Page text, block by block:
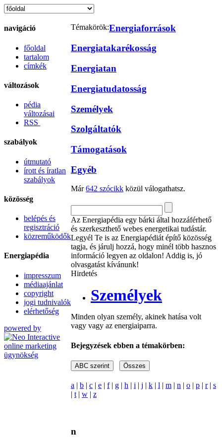
navigáció
főoldal
tartalom
címkék
változások
pédia
változásai
RSS
szabályok
útmutató
írott és íratlan
szabályok
közösség
belépés és
regisztráció
közreműködők
Energiapédia
impresszum
médiaajánlat
copyright
jogi tudnivalók
elérhetőség
powered by
Témakörök:Energiaforrások
Energiatakarékosság
Energiatan
Energiatudatosság
Személyek
Szolgáltatók
Támogatások
Egyéb
Már642 szócikk közül válogathatsz.
Az Energiapédia egy bárki által hozzáférhető
és szerkeszthető webes energetikai tudástár.
Legyél Te is az Energiapédiát építő közösség
tagja, és járulj hozzá, hogy minél több hasznos
információ legyen az oldalon! Addig is, jó
olvasgatást kívánunk!
Hirdetés
Személyek
Minden olyan személy, akinek hatása volt
vagy vagy az energiaiparra.
Bejegyzések ebben a témakörben:
a | b | c | e | f| g | h | i | j | k | l | m | n | o | p | r| s
| t | w | z
n